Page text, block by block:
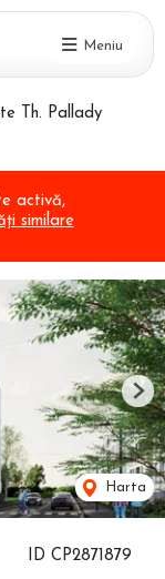
Meniu
Th. Pallady
activă,
similare
ID CP2871879
Harta